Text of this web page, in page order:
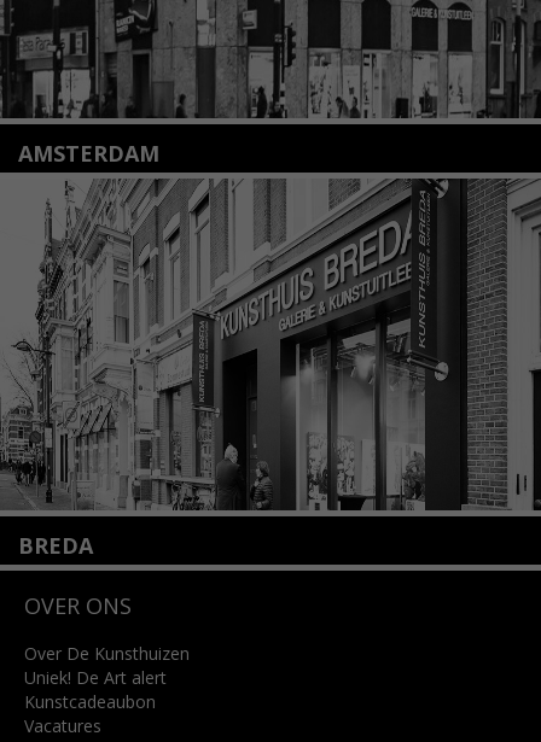
AMSTERDAM
Amstelveenseweg 135
1075 VX Amsterdam
+31 (0)20 2332546
info@kunsthuisamsterdam.nl
Lees meer
BREDA
4818 SB Breda
info@kunsthuisbreda.nl
Lees meer
OVER ONS
Over De Kunsthuizen
Uniek! De Art alert
Kunstcadeaubon
Vacatures